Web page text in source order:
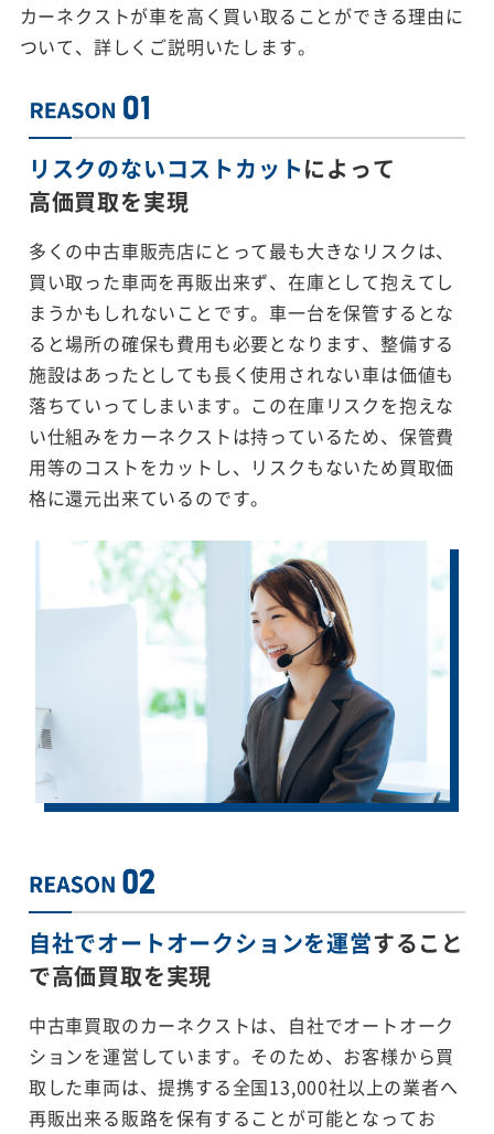
カーネクストが車を高く買い取ることができる理由に
ついて、詳しくご説明いたします。
リスクのないコストカットによって
高価買取を実現
多くの中古車販売店にとって最も大きなリスクは、
買い取った車両を再販出来ず、在庫として抱えてし
まうかもしれないことです。車一台を保管するとな
ると場所の確保も費用も必要となります、整備する
施設はあったとしても長く使用されない車は価値も
落ちていってしまいます。この在庫リスクを抱えな
い仕組みをカーネクストは持っているため、保管費
用等のコストをカットし、リスクもないため買取価
格に還元出来ているのです。
自社でオートオークションを運営すること
で高価買取を実現
中古車買取のカーネクストは、自社でオートオーク
ションを運営しています。そのため、お客様から買
取した車両は、提携する全国13,000社以上の業者へ
再販出来る販路を保有することが可能となってお